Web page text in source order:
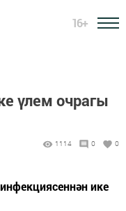
16+
үлем очрагы
1114 0 0
ике